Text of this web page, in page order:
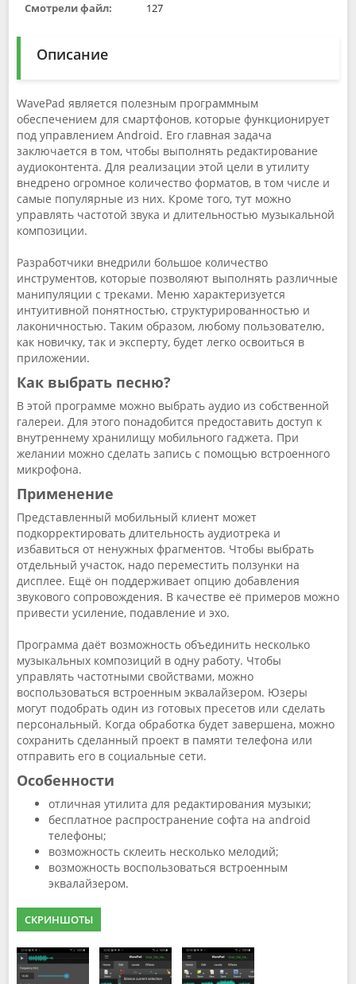
Смотрели файл:
127
Описание
WavePad является полезным программным
обеспечением для смартфонов, которые функционирует
под управлением Аndroid. Его главная задача
заключается в том, чтобы выполнять редактирование
аудиоконтента. Для реализации этой цели в утилиту
внедрено огромное количество форматов, в том числе и
самые популярные из них. Кроме того, тут можно
управлять частотой звука и длительностью музыкальной
композиции.
Разработчики внедрили большое количество
инструментов, которые позволяют выполнять различные
манипуляции с треками. Меню характеризуется
интуитивной понятностью, структурированностью и
лаконичностью. Таким образом, любому пользователю,
как новичку, так и эксперту, будет легко освоиться в
приложении.
Как выбрать песню?
В этой программе можно выбрать аудио из собственной
галереи. Для этого понадобится предоставить доступ к
внутреннему хранилищу мобильного гаджета. При
желании можно сделать запись с помощью встроенного
микрофона.
Применение
Представленный мобильный клиент может
подкорректировать длительность аудиотрека и
избавиться от ненужных фрагментов. Чтобы выбрать
отдельный участок, надо переместить ползунки на
дисплее. Ещё он поддерживает опцию добавления
звукового сопровождения. В качестве её примеров можно
привести усиление, подавление и эхо.
Программа даёт возможность объединить несколько
музыкальных композиций в одну работу. Чтобы
управлять частотными свойствами, можно
воспользоваться встроенным эквалайзером. Юзеры
могут подобрать один из готовых пресетов или сделать
персональный. Когда обработка будет завершена, можно
сохранить сделанный проект в памяти телефона или
отправить его в социальные сети.
Особенности
отличная утилита для редактирования музыки;
бесплатное распространение софта на android
телефоны;
возможность склеить несколько мелодий;
возможность воспользоваться встроенным
эквалайзером.
СКРИНШОТЫ